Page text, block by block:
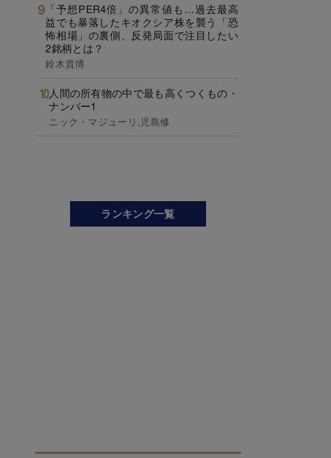
「予想PER4倍」の異常値も…過去最高
益でも暴落したキオクシア株を襲う「恐
怖相場」の裏側、反発局面で注目したい
2銘柄とは？
鈴木貴博
人間の所有物の中で最も高くつくもの・
ナンバー1
ニック・マジューリ,児島修
ランキング一覧